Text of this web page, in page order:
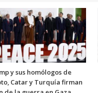
y sus homólogos de
Catar y Turquía firman